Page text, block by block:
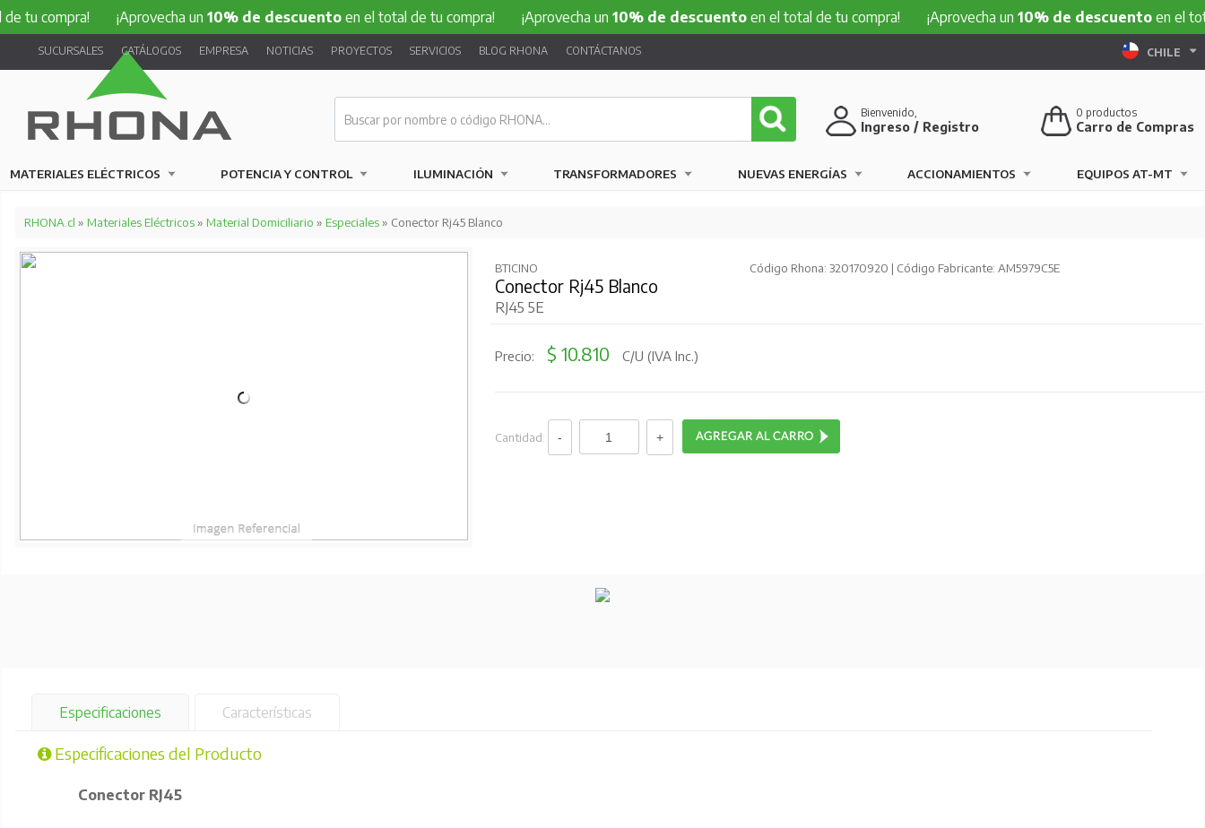
¡Aprovecha un10% de descuentoen el total de tu compra! ¡Aprovecha un10% de descuentoen el total de tu compra! ¡Aprovecha un10% de descuentoen el total de tu
SUCURSALES CATÁLOGOS EMPRESA NOTICIAS PROYECTOS SERVICIOS BLOG RHONA CONTÁCTANOS CHILE
0 productos
Carro de Compras
Bienvenido,
Ingreso / Registro
MATERIALES ELÉCTRICOS POTENCIA Y CONTROL ILUMINACIÓN TRANSFORMADORES NUEVAS ENERGÍAS ACCIONAMIENTOS EQUIPOS AT-MT
RHONA.cl » Materiales Eléctricos» Material Domiciliario » Especiales» Conector Rj45 Blanco
BTICINO Código Rhona: 320170920 | Código Fabricante: AM5979C5E
Conector Rj45 Blanco
RJ45 5E
Precio: $ 10.810 C/U (IVA Inc.)
Cantidad:
Especificaciones Características
Especificaciones del Producto
Conector RJ45